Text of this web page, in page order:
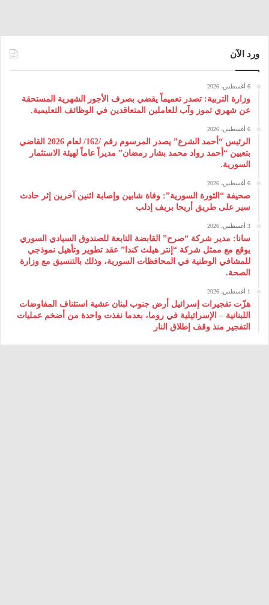
ورد الآن
6 أغسطس، 2026
وزارة التربية: تصدر تعميماً يقضي بصرف الأجور الشهرية المستحقة
عن شهري تموز وآب للعاملين المتعاقدين في الوظائف التعليمية.
6 أغسطس، 2026
الرئيس “أحمد الشرع” يصدر المرسوم رقم /162/ لعام 2026 ‌القاضي
بتعيين “أحمد رواد محمد بشار رمضان” مديراً عاماً لهيئة ‌الاستثمار
السورية.
6 أغسطس، 2026
صحيفة “الثورة السورية”: وفاة شابين وإصابة اثنين آخرين إثر حادث
سير على طريق أريحا بريف إدلب
3 أغسطس، 2026
سانا: مدير شركة “صرح” القابضة التابعة للصندوق السيادي السوري
يوقع مع ممثل شركة “إنتر هيلث كندا” عقد تطوير وتأهيل نموذجي
للمشافي الوطنية في المحافظات السورية، وذلك بالتنسيق مع وزارة
الصحة.
1 أغسطس، 2026
هزّت تفجيرات إسرائيل أرض جنوب لبنان عشية استئناف المفاوضات
اللبنانية – الإسرائيلية في روما، بعدما نفذت واحدة من أضخم عمليات
التفجير منذ وقف إطلاق النار